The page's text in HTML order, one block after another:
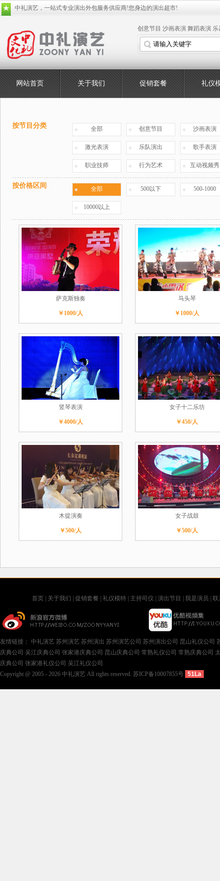
中礼演艺，一站式专业演出外包服务供应商!您身边的演出超市!
创意节目 沙画表演 舞蹈表演 乐
网站首页 关于我们 促销套餐 礼仪
按节目分类 全部 创意节目 沙画表演
激光表演 乐队演出 歌手表演
职业技师 行为艺术 互动视频秀
按价格区间 全部 500以下 500-1000
10000以上
萨克斯独奏
￥1000/人
马头琴
￥1000/人
竖琴表演
￥4000/人
女子十二乐坊
￥450/人
木提演奏
￥500/人
女子战鼓
￥500/人
首页| 关于我们 促销套餐 礼仪模特| 主持司仪 演出节目 我是演员 联
友情链接： 中礼演艺 苏州演艺 苏州演出 苏州演艺公司 苏州演出公司 昆山礼仪公司
庆典公司 吴江庆典公司 张家港庆典公司 昆山庆典公司 常熟礼仪公司 常熟庆典公司
庆典公司 张家港礼仪公司 吴江礼仪公司
Copyright @ 2005 - 2026 中礼演艺 All rights reserved. 苏ICP备10007855号 51La